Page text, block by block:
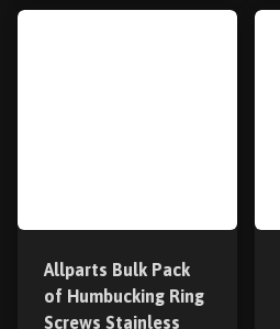
Allparts Bulk Pack
of Humbucking Ring
Screws Stainless